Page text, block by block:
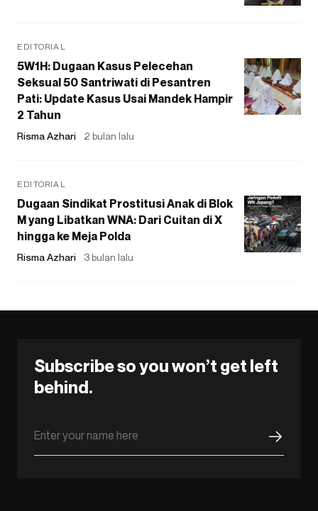
EDITORIAL
5W1H: Dugaan Kasus Pelecehan
Seksual 50 Santriwati di Pesantren
Pati: Update Kasus Usai Mandek Hampir
2 Tahun
Risma Azhari 2 bulan lalu
EDITORIAL
Dugaan Sindikat Prostitusi Anak di Blok
M yang Libatkan WNA: Dari Cuitan di X
hingga ke Meja Polda
Risma Azhari 3 bulan lalu
Subscribe so you won’t get left
behind.